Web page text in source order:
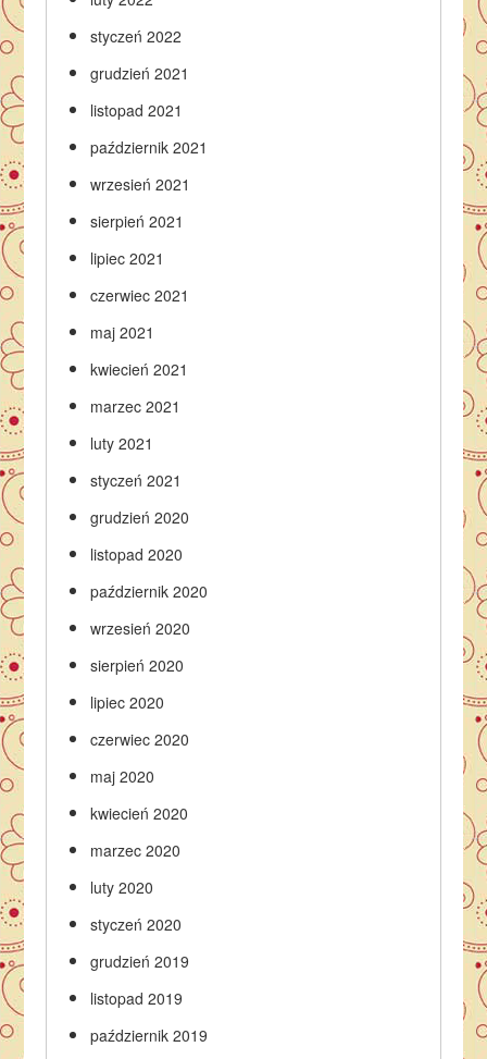
styczeń 2022
grudzień 2021
listopad 2021
październik 2021
wrzesień 2021
sierpień 2021
lipiec 2021
czerwiec 2021
maj 2021
kwiecień 2021
marzec 2021
luty 2021
styczeń 2021
grudzień 2020
listopad 2020
październik 2020
wrzesień 2020
sierpień 2020
lipiec 2020
czerwiec 2020
maj 2020
kwiecień 2020
marzec 2020
luty 2020
styczeń 2020
grudzień 2019
listopad 2019
październik 2019